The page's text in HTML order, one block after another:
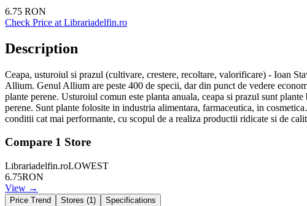
6.75 RON
Check Price at Librariadelfin.ro
Description
Ceapa, usturoiul si prazul (cultivare, crestere, recoltare, valorificare) - Ioan
Allium. Genul Allium are peste 400 de specii, dar din punct de vedere
plante perene. Usturoiul comun este planta anuala, ceapa si prazul sunt
perene. Sunt plante folosite in industria alimentara, farmaceutica, in
conditii cat mai performante, cu scopul de a realiza productii ridicate si de
Compare 1 Store
Librariadelfin.roLOWEST
6.75RON
View →
Price Trend Stores (1) Specifications